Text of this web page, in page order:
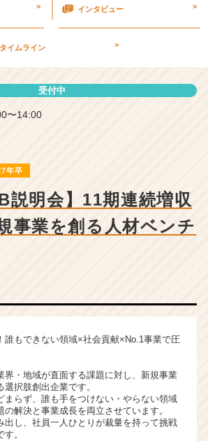
チ
ャ
ー・
成
長
ら
カ
ト
活
サ
ト
ア
キ
ャ
リ
ア
> インタビュー >
タイムライン >
受付中
〜14:00
年卒
説明会】11期連続増収
事業を創る人材ベンチ
誰もできない領域×社会貢献×No.1事業で圧
界・地域が直面する課題に対し、新規事業
択肢創出企業です。
まらず、誰も手をつけない・やらない領域
の解決と事業成長を両立させています。
出し、社員一人ひとりが裁量を持って挑戦
。